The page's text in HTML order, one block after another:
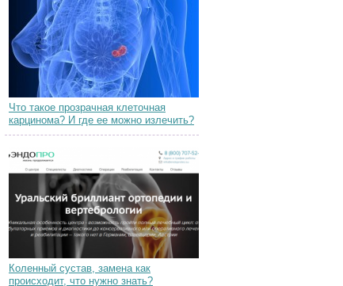
Что такое прозрачная клеточная
карцинома? И где ее можно излечить?
Коленный сустав, замена как
происходит, что нужно знать?